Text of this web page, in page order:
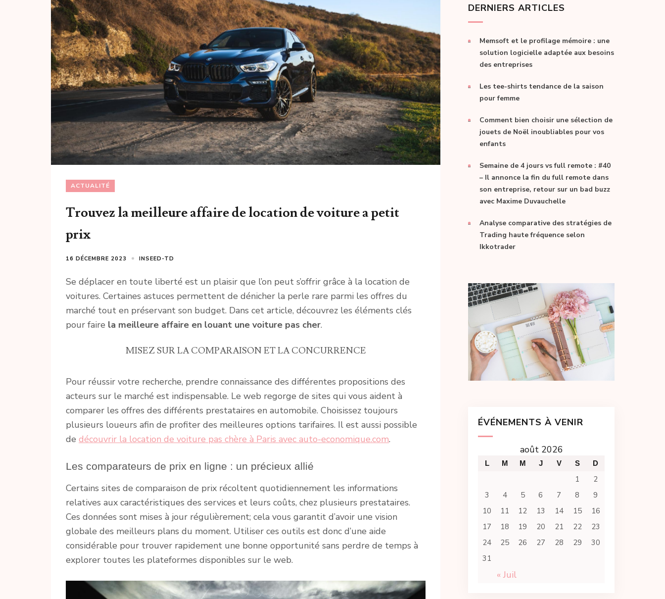
ACTUALITÉ
Trouvez la meilleure affaire de location de voiture a petit
prix
16 DÉCEMBRE 2023 INSEED-TD
Se déplacer en toute liberté est un plaisir que l’on peut s’offrir grâce à la location de
voitures. Certaines astuces permettent de dénicher la perle rare parmi les offres du
marché tout en préservant son budget. Dans cet article, découvrez les éléments clés
pour faire la meilleure affaire en louant une voiture pas cher.
MISEZ SUR LA COMPARAISON ET LA CONCURRENCE
Pour réussir votre recherche, prendre connaissance des différentes propositions des
acteurs sur le marché est indispensable. Le web regorge de sites qui vous aident à
comparer les offres des différents prestataires en automobile. Choisissez toujours
plusieurs loueurs afin de profiter des meilleures options tarifaires. Il est aussi possible
de découvrir la location de voiture pas chère à Paris avec auto-economique.com.
Les comparateurs de prix en ligne : un précieux allié
Certains sites de comparaison de prix récoltent quotidiennement les informations
relatives aux caractéristiques des services et leurs coûts, chez plusieurs prestataires.
Ces données sont mises à jour régulièrement; cela vous garantit d’avoir une vision
globale des meilleurs plans du moment. Utiliser ces outils est donc d’une aide
considérable pour trouver rapidement une bonne opportunité sans perdre de temps à
explorer toutes les plateformes disponibles sur le web.
DERNIERS ARTICLES
Memsoft et le profilage mémoire : une
solution logicielle adaptée aux besoins
des entreprises
Les tee-shirts tendance de la saison
pour femme
Comment bien choisir une sélection de
jouets de Noël inoubliables pour vos
enfants
Semaine de 4 jours vs full remote : #40
– Il annonce la fin du full remote dans
son entreprise, retour sur un bad buzz
avec Maxime Duvauchelle
Analyse comparative des stratégies de
Trading haute fréquence selon
Ikkotrader
ÉVÉNEMENTS À VENIR
août 2026
L M M J V S D
1
2
3
4 5 6 7 8
9
10
11 12 13 14 15
16
17
18 19 20 21 22
23
24
25 26 27 28 29
30
31
« Juil